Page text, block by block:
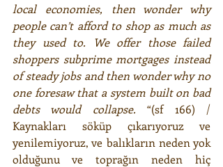
local economies, then wonder why
people can’t afford to shop as much as
they used to. We offer those failed
shoppers subprime mortgages instead
of steady jobs and then wonder why no
one foresaw that a system built on bad
debts would collapse. “(sf 166) /
Kaynakları söküp çıkarıyoruz ve
yenilemiyoruz, ve balıkların neden yok
olduğunu ve toprağın neden hiç